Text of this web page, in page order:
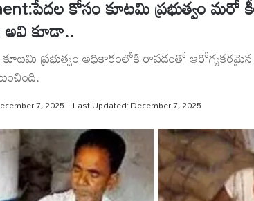
కోసం కూటమి ప్రభుత్వం మరో
కూడా..
కూటమి ప్రభుత్వం అధికారంలోకి రావడంతో
7, 2025 Last Updated: December 7, 2025